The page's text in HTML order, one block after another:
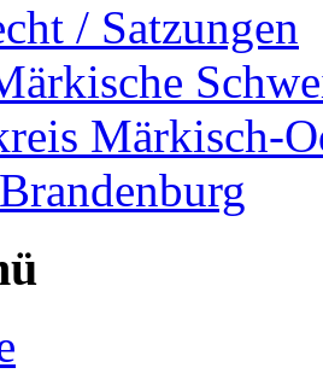
/ Satzungen
Märkisch-